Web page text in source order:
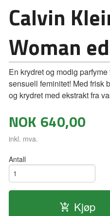
Next
Calvin
Woman
En krydret og modig
sensuell feminitet! Med frisk
og krydret med ekstrakt fra
NOK 640,00
inkl. mva.
Antall
Kjøp